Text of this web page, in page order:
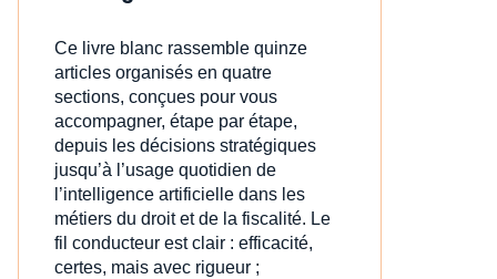
Ce livre blanc rassemble quinze
articles organisés en quatre
sections, conçues pour vous
accompagner, étape par étape,
depuis les décisions stratégiques
jusqu’à l’usage quotidien de
l’intelligence artificielle dans les
métiers du droit et de la fiscalité. Le
fil conducteur est clair : efficacité,
certes, mais avec rigueur ;